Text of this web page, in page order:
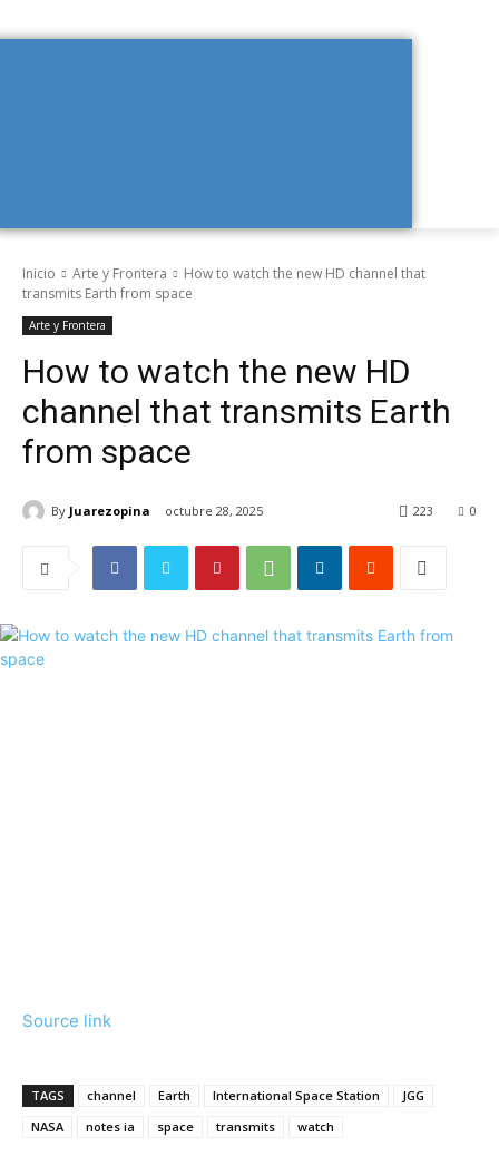
Inicio Arte y Frontera
How to watch the new HD channel that
transmits Earth from space
Arte y Frontera
How to watch the new HD
channel that transmits Earth
from space
By Juarezopina octubre 28, 2025 0
223
Source link
TAGS channel Earth International Space Station
JGG
NASA
notes ia space transmits watch